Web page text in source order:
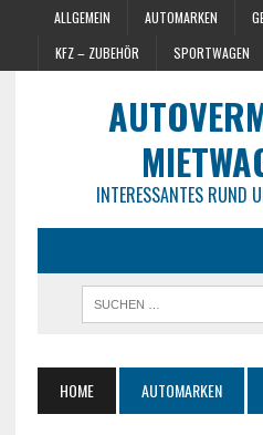
ALLGEMEIN AUTOMARKEN
KFZ – ZUBEHÖR
SPORTWAGEN
INTERESSANTES RUND
HOME AUTOMARKEN